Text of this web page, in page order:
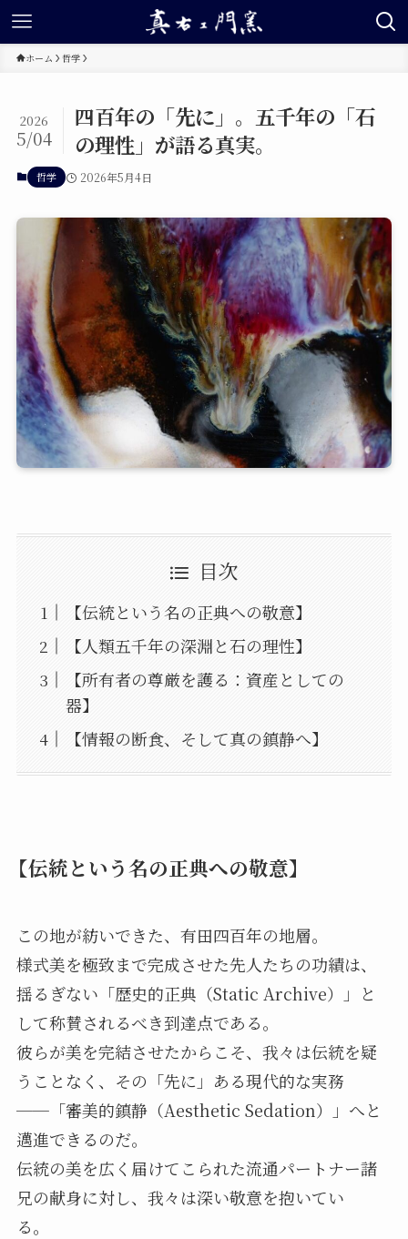
ホーム 哲学
四百年の「先に」。五千年の「石
の理性」が語る真実。
2026
5/04
哲学 2026年5月4日
目次
【伝統という名の正典への敬意】
【人類五千年の深淵と石の理性】
【所有者の尊厳を護る：資産としての
器】
【情報の断食、そして真の鎮静へ】
【伝統という名の正典への敬意】
この地が紡いできた、有田四百年の地層。
様式美を極致まで完成させた先人たちの功績は、
揺るぎない「歴史的正典（Static Archive）」と
して称賛されるべき到達点である。
彼らが美を完結させたからこそ、我々は伝統を疑
うことなく、その「先に」ある現代的な実務
──「審美的鎮静（Aesthetic Sedation）」へと
邁進できるのだ。
伝統の美を広く届けてこられた流通パートナー諸
兄の献身に対し、我々は深い敬意を抱いてい
る。